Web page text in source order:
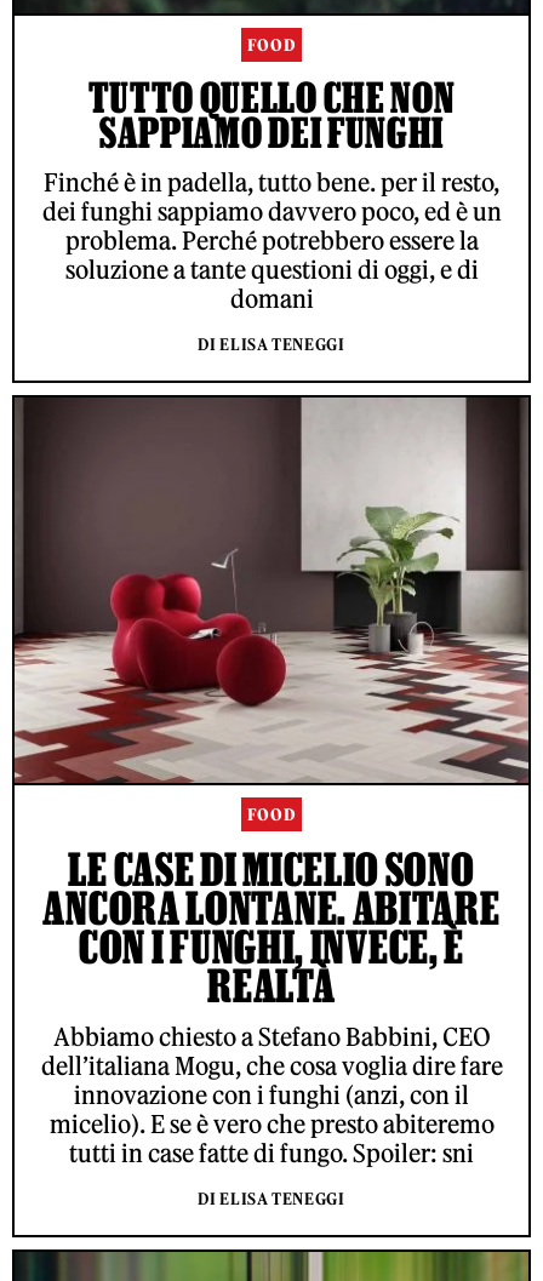
FOOD
TUTTO QUELLO CHE NON
SAPPIAMO DEI FUNGHI
Finché è in padella, tutto bene. per il resto,
dei funghi sappiamo davvero poco, ed è un
problema. Perché potrebbero essere la
soluzione a tante questioni di oggi, e di
domani
DI ELISA TENEGGI
FOOD
LE CASE DI MICELIO SONO
ANCORA LONTANE. ABITARE
CON I FUNGHI, INVECE, È
REALTÀ
Abbiamo chiesto a Stefano Babbini, CEO
dell’italiana Mogu, che cosa voglia dire fare
innovazione con i funghi (anzi, con il
micelio). E se è vero che presto abiteremo
tutti in case fatte di fungo. Spoiler: sni
DI ELISA TENEGGI